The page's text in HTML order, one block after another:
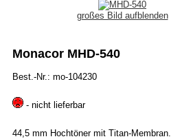
großes Bild aufblenden
Monacor MHD-540
Best.-Nr.: mo-104230
- nicht lieferbar
44,5 mm Hochtöner mit Titan-Membran.